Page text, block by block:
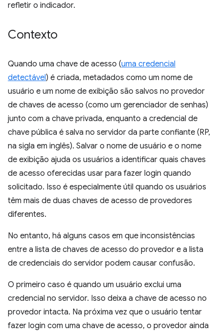
refletir o indicador.
Contexto
Quando uma chave de acesso (uma credencial
detectável) é criada, metadados como um nome de
usuário e um nome de exibição são salvos no provedor
de chaves de acesso (como um gerenciador de senhas)
junto com a chave privada, enquanto a credencial de
chave pública é salva no servidor da parte confiante (RP,
na sigla em inglês). Salvar o nome de usuário e o nome
de exibição ajuda os usuários a identificar quais chaves
de acesso oferecidas usar para fazer login quando
solicitado. Isso é especialmente útil quando os usuários
têm mais de duas chaves de acesso de provedores
diferentes.
No entanto, há alguns casos em que inconsistências
entre a lista de chaves de acesso do provedor e a lista
de credenciais do servidor podem causar confusão.
O primeiro caso é quando um usuário exclui uma
credencial no servidor. Isso deixa a chave de acesso no
provedor intacta. Na próxima vez que o usuário tentar
fazer login com uma chave de acesso, o provedor ainda